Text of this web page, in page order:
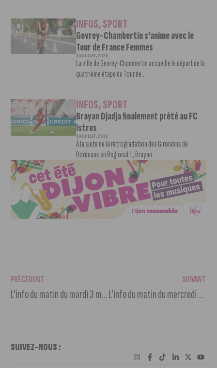
INFOS,SPORT
Gevrey-Chambertin s’anime avec le
Tour de France Femmes
30 JUILLET, 2026
La ville de Gevrey-Chambertin accueille le départ de la
quatrième étape du Tour de...
INFOS,SPORT
Brayan Djadja finalement prêté au FC
Istres
28 JUILLET, 2026
À la suite de la rétrogradation des Girondins de
Bordeaux en Régional 1, Brayan...
PRÉCÉDENT
L’info du matin du mardi 3 mai 2022
SUIVANT
L’info du matin du mercredi 4 mai 2022
SUIVEZ-NOUS :